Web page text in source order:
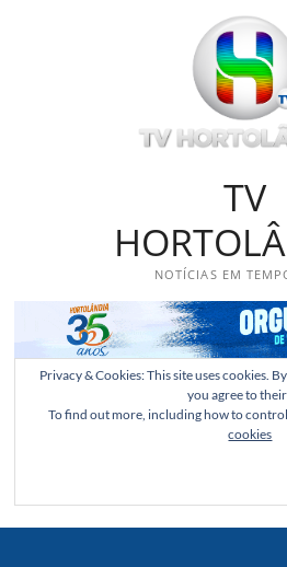
TV
NOTÍCIAS EM
Privacy & Cookies: This site uses cookies.
you agree to
To find out more, including how to
cookies